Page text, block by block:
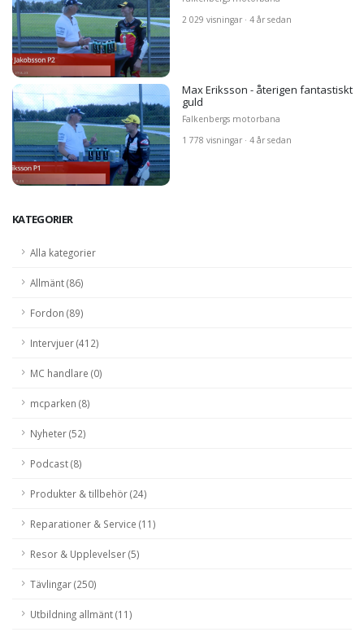
2 029 visningar · 4 år sedan
Max Eriksson - återigen fantastiskt
guld
Falkenbergs motorbana
1 778 visningar · 4 år sedan
KATEGORIER
Alla kategorier
Allmänt (86)
Fordon (89)
Intervjuer (412)
MC handlare (0)
mcparken (8)
Nyheter (52)
Podcast (8)
Produkter & tillbehör (24)
Reparationer & Service (11)
Resor & Upplevelser (5)
Tävlingar (250)
Utbildning allmänt (11)